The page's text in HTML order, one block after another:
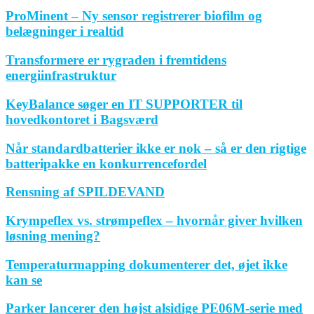
ProMinent – Ny sensor registrerer biofilm og
belægninger i realtid
Transformere er rygraden i fremtidens
energiinfrastruktur
KeyBalance søger en IT SUPPORTER til
hovedkontoret i Bagsværd
Når standardbatterier ikke er nok – så er den rigtige
batteripakke en konkurrencefordel
Rensning af SPILDEVAND
Krympeflex vs. strømpeflex – hvornår giver hvilken
løsning mening?
Temperaturmapping dokumenterer det, øjet ikke
kan se
Parker lancerer den højst alsidige PE06M-serie med